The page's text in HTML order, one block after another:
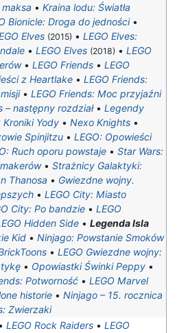
maksa • Kraina lodu: Światła
Bionicle: Droga do jedności•
Elves (2015) • LEGO Elves:
• LEGO Elves (2018) • LEGO
• LEGO Friends • LEGO
z Heartlake • LEGO Friends:
• LEGO Friends: Moc przyjaźni
– następny rozdział• Legendy
Kroniki Yody • Nexo Knights •
Spinjitzu • LEGO: Opowieści
Ruch oporu powstaje • Star Wars:
• Strażnicy Galaktyki:
Thanosa • Gwiezdne wojny.
• LEGO City: Miasto
City: Po bandzie • LEGO
Hidden Side • Legenda Isla
Kid • Ninjago: Powstanie Smoków
• LEGO Gwiezdne wojny:
• Opowiastki Świnki Peppy •
Potworność • LEGO Marvel
historie • Ninjago – 15. rocznica
Zwierzaki
LEGO Rock Raiders • LEGO